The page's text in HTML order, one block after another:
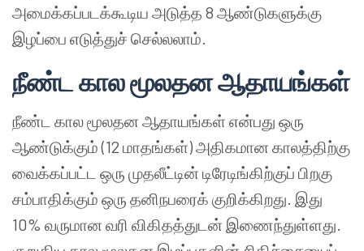
அமைக்கப்படக்கூடிய அடுத்த 8 ஆண்டுகளுக்கு
இழப்பை எடுத்துச் செல்லலாம்.
நீண்ட கால மூலதன ஆதாயங்கள்
நீண்ட கால மூலதன ஆதாயங்கள் என்பது ஒரு
ஆண்டுக்கும் (12 மாதங்கள்) அதிகமான காலத்திற்கு
வைக்கப்பட்ட ஒரு முதலீட்டின் டிரேடிங்கிற்குப் பிறகு
சம்பாதிக்கும் ஒரு தனிநபரைக் குறிக்கிறது. இது
10% வருமான வரி விகிதத்துடன் இணைந்துள்ளது.